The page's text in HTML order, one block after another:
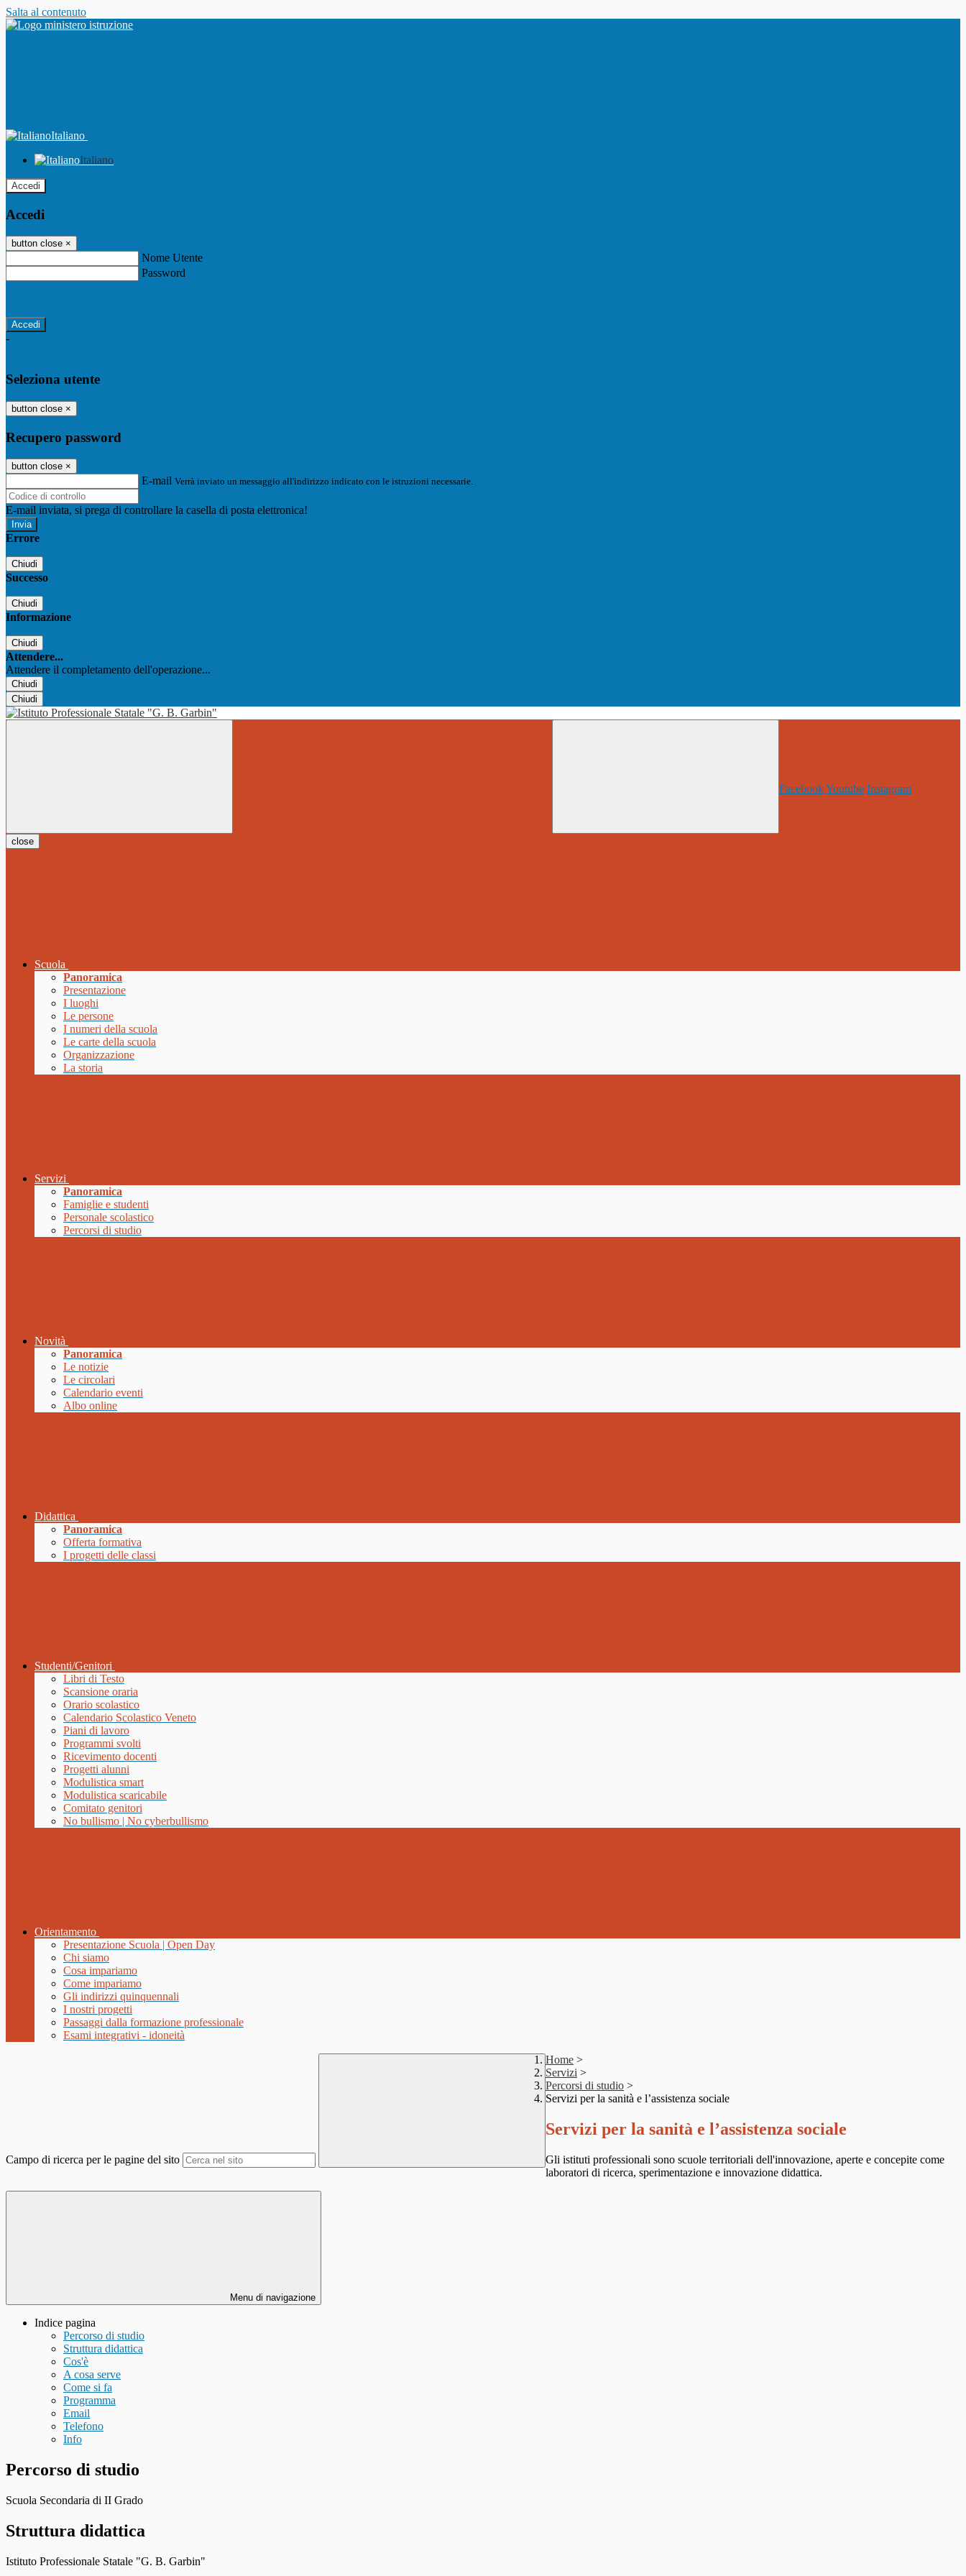
Salta al contenuto
Italiano
Italiano
Accedi
Accedi
button close ×
Nome Utente
Password
-
Seleziona utente
button close ×
Recupero password
button close ×
E-mail Verrà inviato un messaggio all'indirizzo indicato con le istruzioni necessarie.
E-mail inviata, si prega di controllare la casella di posta elettronica!
Errore
Chiudi
Successo
Chiudi
Informazione
Chiudi
Attendere...
Attendere il completamento dell'operazione...
Chiudi
Chiudi
FacebookYoutube Instagram
close
Scuola
Panoramica
Presentazione
I luoghi
Le persone
I numeri della scuola
Le carte della scuola
Organizzazione
La storia
Servizi
Panoramica
Famiglie e studenti
Personale scolastico
Percorsi di studio
Novità
Panoramica
Le notizie
Le circolari
Calendario eventi
Albo online
Didattica
Panoramica
Offerta formativa
I progetti delle classi
Studenti/Genitori
Libri di Testo
Scansione oraria
Orario scolastico
Calendario Scolastico Veneto
Piani di lavoro
Programmi svolti
Ricevimento docenti
Progetti alunni
Modulistica smart
Modulistica scaricabile
Comitato genitori
No bullismo | No cyberbullismo
Orientamento
Presentazione Scuola | Open Day
Chi siamo
Cosa impariamo
Come impariamo
Gli indirizzi quinquennali
I nostri progetti
Passaggi dalla formazione professionale
Esami integrativi - idoneità
Campo di ricerca per le pagine del sito
Home >
Servizi >
Percorsi di studio >
Servizi per la sanità e l’assistenza sociale
Servizi per la sanità e l’assistenza sociale
Gli istituti professionali sono scuole territoriali dell'innovazione, aperte e concepite come
laboratori di ricerca, sperimentazione e innovazione didattica.
Menu di navigazione
Indice pagina
Percorso di studio
Struttura didattica
Cos'è
A cosa serve
Come si fa
Programma
Email
Telefono
Info
Percorso di studio
Scuola Secondaria di II Grado
Struttura didattica
Istituto Professionale Statale "G. B. Garbin"